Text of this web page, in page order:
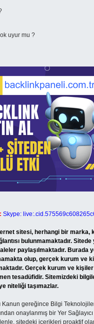
uyur mu ?
Skype:
sitesi, herhangi bir marka,
bulunmamaktadır. Sitede
paylaşılmaktadır.
olup, gerçek kurum ve
Gerçek kurum ve
tesadüfidir. Sitemizdeki
niteliği taşımazlar.
Kanun gereğince Bilgi
onaylanmış bir Yer
sitedeki içerikleri proaktif